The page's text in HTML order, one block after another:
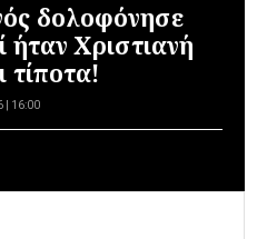
δολοφόνησε
ήταν Χριστιανή
τίποτα!
| 16:00